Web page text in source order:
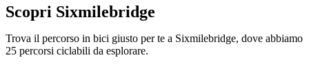
Scopri Sixmilebridge
Trova il percorso in bici giusto per te a Sixmilebridge, dove abbiamo
25 percorsi ciclabili da esplorare.